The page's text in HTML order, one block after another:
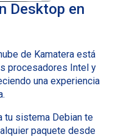
Desktop en
de Kamatera está
procesadores Intel y
una experiencia
tu sistema Debian te
paquete desde